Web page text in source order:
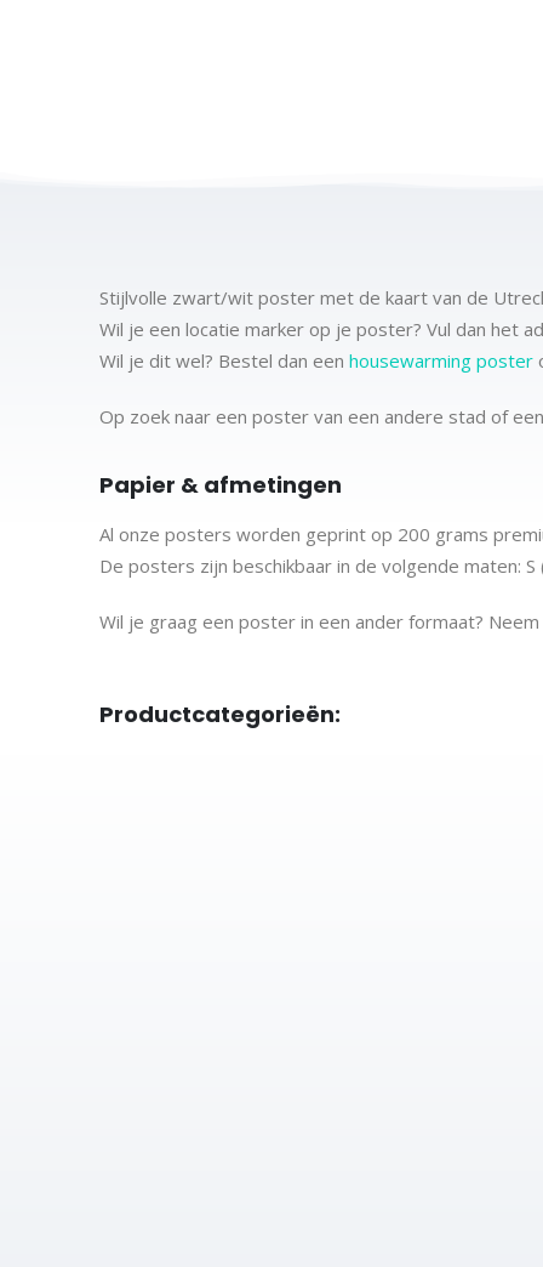
Stijlvolle zwart/wit poster met de kaart van de
Wil je een locatie marker op je poster? Vul dan het
Wil je dit wel? Bestel dan een housewarming poster
Op zoek naar een poster van een andere stad of
Papier & afmetingen
Al onze posters worden geprint op 200 grams
De posters zijn beschikbaar in de volgende maten: S
Wil je graag een poster in een ander formaat? Neem
Productcategorieën: